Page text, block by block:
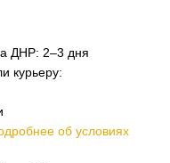
ДНР: 2–3 дня
курьеру:
об условиях